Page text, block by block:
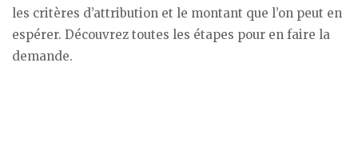
les critères d’attribution et le montant que l’on peut en
espérer. Découvrez toutes les étapes pour en faire la
demande.